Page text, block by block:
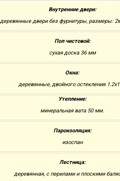
Внутренние двери:
деревянные двери без фурнитуры, размеры:
Пол чистовой:
сухая доска 36 мм
Окна:
деревянные, двойного остекления
Утепление:
минеральная вата 50 мм.
Пароизоляция:
изоспан
Лестница:
деревянная, с перилами и плоскими